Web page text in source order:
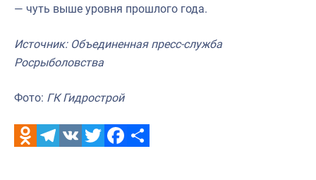
— чуть выше уровня прошлого года.
Источник: Объединенная пресс-служба
Росрыболовства
Фото: ГК Гидрострой